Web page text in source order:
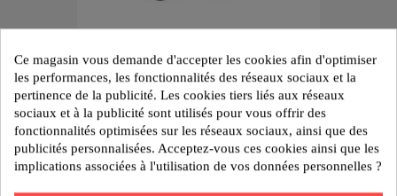
VOIR LE PRODUIT
Ce magasin vous demande d'accepter les cookies afin d'optimiser
les performances, les fonctionnalités des réseaux sociaux et la
pertinence de la publicité. Les cookies tiers liés aux réseaux
sociaux et à la publicité sont utilisés pour vous offrir des
fonctionnalités optimisées sur les réseaux sociaux, ainsi que des
publicités personnalisées. Acceptez-vous ces cookies ainsi que les
implications associées à l'utilisation de vos données personnelles ?